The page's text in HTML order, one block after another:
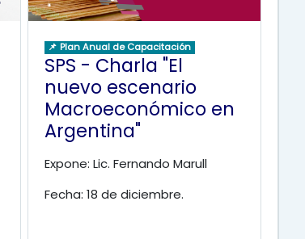
📌 Plan Anual de Capacitación
SPS - Charla "El
nuevo escenario
Macroeconómico en
Argentina"
Expone: Lic. Fernando Marull
Fecha: 18 de diciembre.